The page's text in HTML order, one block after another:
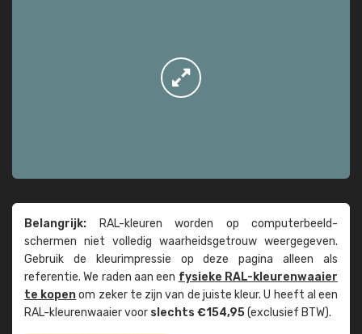
Belangrijk: RAL-kleuren worden op computer­beeld­
schermen niet volledig waarheids­­getrouw weer­gegeven.
Gebruik de kleur­impressie op deze pagina alleen als
referentie. We raden aan een fysieke RAL-kleuren­waaier
te kopenom zeker te zijn van de juiste kleur. U heeft al een
RAL-kleuren­waaier voor slechts €154,95(exclusief BTW).